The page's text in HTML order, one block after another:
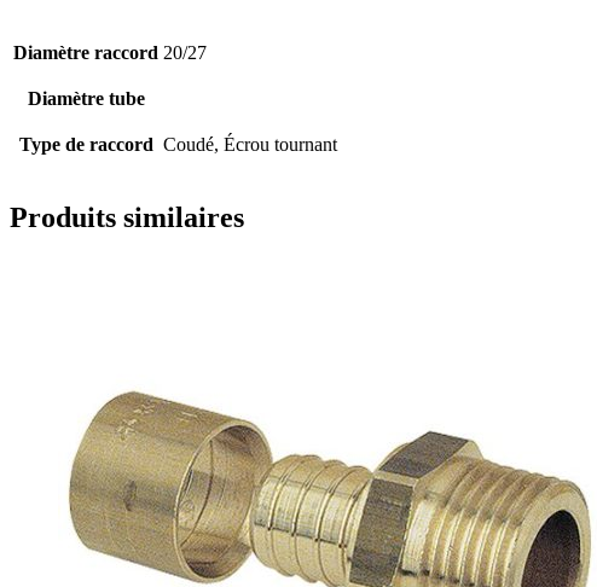
Diamètre raccord 20/27
Diamètre tube
Type de raccord Coudé, Écrou tournant
Produits similaires